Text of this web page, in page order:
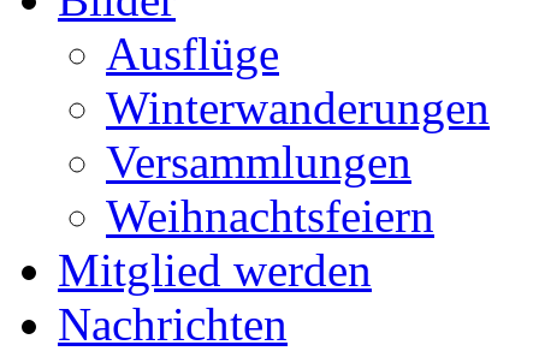
Ausflüge
Winterwanderungen
Versammlungen
Weihnachtsfeiern
Mitglied werden
Nachrichten